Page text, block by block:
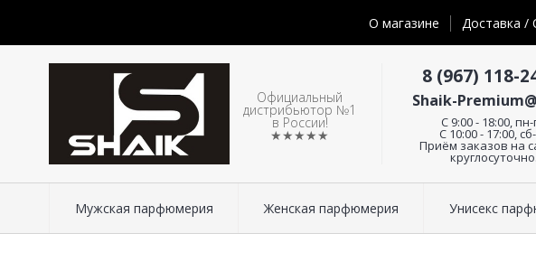
О магазине Доставка /
Официальный
дистрибьютор №1
в России!
★★★★★
8 (967) 118-
Shaik-
C 9:00 - 18:00,
С 10:00 - 17:00,
Приём заказов на
круглосуточно.
Мужская парфюмерия Женская парфюмерия Унисекс